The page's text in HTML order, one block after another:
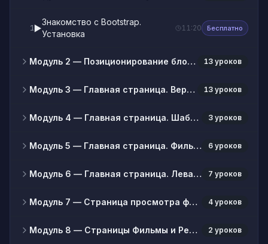
1▶️
Знакомство с Bootstrap.
Установка
11:20 Бесплатно
Модуль 2 — Позиционирование блоков (Grid System) 13 уроков
Модуль 3 — Главная страница. Верхняя часть сайта 13 уроков
Модуль 4 — Главная страница. Шаблон страницы 3 уроков
Модуль 5 — Главная страница. Фильмы, сериалы, блог 6 уроков
Модуль 6 — Главная страница. Левая часть сайта. 7 уроков
Модуль 7 — Страница просмотра фильмов и сериалов 4 уроков
Модуль 8 — Страницы Фильмы и Рейтинг фильмов 2 уроков